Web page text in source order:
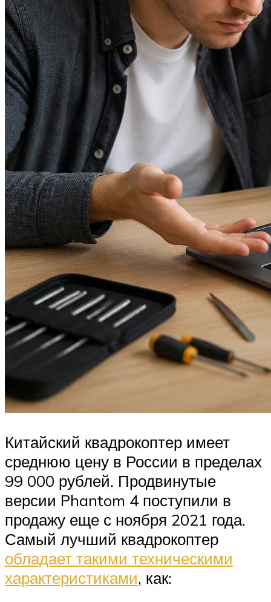
Китайский квадрокоптер имеет
среднюю цену в России в пределах
99 000 рублей. Продвинутые
версии Phantom 4 поступили в
продажу еще с ноября 2021 года.
Самый лучший квадрокоптер
обладает такими техническими
характеристиками, как: